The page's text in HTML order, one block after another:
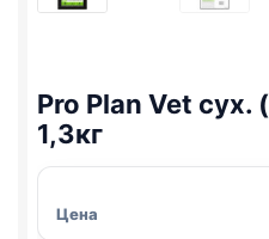
Pro Plan Vet сух. (
1,3кг
Цена